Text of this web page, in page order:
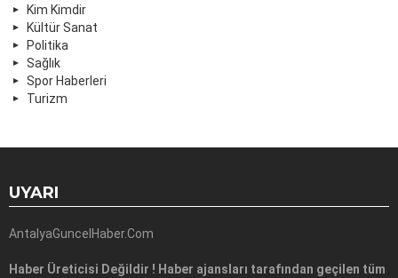
Kim Kimdir
Kültür Sanat
Politika
Sağlık
Spor Haberleri
Turizm
UYARI
AntalyaGuncelHaber.Com
Haber Üreticisi Değildir ! Haber ajansları tarafından geçilen tüm